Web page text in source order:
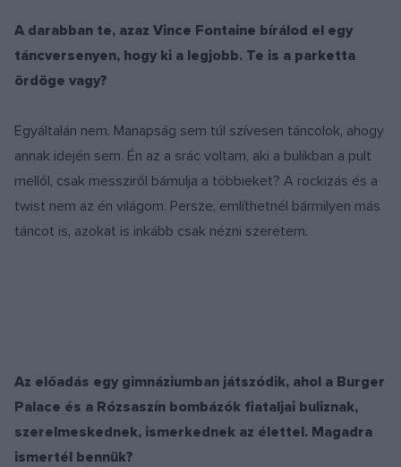
A darabban te, azaz Vince Fontaine bírálod el egy
táncversenyen, hogy ki a legjobb. Te is a parketta
ördöge vagy?
Egyáltalán nem. Manapság sem túl szívesen táncolok, ahogy
annak idején sem. Én az a srác voltam, aki a bulikban a pult
mellől, csak messziről bámulja a többieket? A rockizás és a
twist nem az én világom. Persze, említhetnél bármilyen más
táncot is, azokat is inkább csak nézni szeretem.
Az előadás egy gimnáziumban játszódik, ahol a Burger
Palace és a Rózsaszín bombázók fiataljai buliznak,
szerelmeskednek, ismerkednek az élettel. Magadra
ismertél bennük?